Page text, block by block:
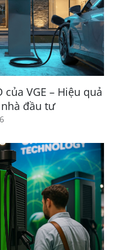
của VGE – Hiệu quả
đầu tư